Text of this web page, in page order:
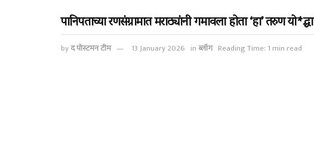
पानिपताच्या रणसंग्रामात मराठ्यांनी गमावला होता ‘हा’ तरुण यो*द्धा
byद पोस्टमन टीम 13 January 2026 inब्लॉग Reading Time: 1 min read